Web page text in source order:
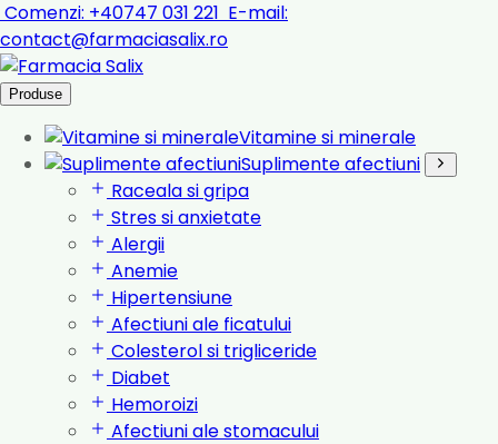
Comenzi: +40747 031 221 E-mail:
contact@farmaciasalix.ro
Produse
Vitamine si minerale
Suplimente afectiuni
Raceala si gripa
Stres si anxietate
Alergii
Anemie
Hipertensiune
Afectiuni ale ficatului
Colesterol si trigliceride
Diabet
Hemoroizi
Afectiuni ale stomacului